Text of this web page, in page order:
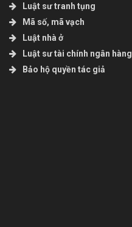
Luật sư tranh tụng
Mã số, mã vạch
Luật nhà ở
Luật sư tài chính ngân hàng
Bảo hộ quyền tác giả